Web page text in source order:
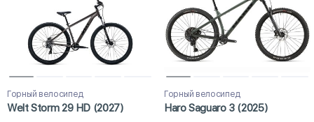
Горный велосипед
Welt Storm 29 HD (2027)
Горный велосипед
Haro Saguaro 3 (2025)